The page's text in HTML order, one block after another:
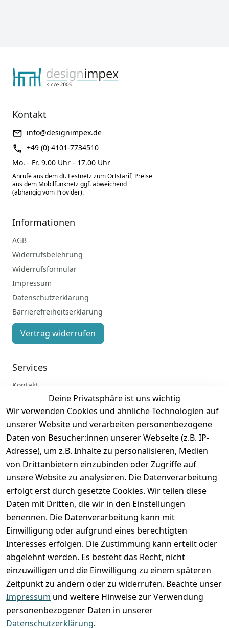
Deine Privatsphäre ist uns wichtig
Wir verwenden Cookies und ähnliche Technologien auf
unserer Website und verarbeiten personenbezogene
Daten von Besucher:innen unserer Webseite (z.B. IP-
Adresse), um z.B. Inhalte zu personalisieren, Medien
von Drittanbietern einzubinden oder Zugriffe auf
unsere Website zu analysieren. Die Datenverarbeitung
erfolgt erst durch gesetzte Cookies. Wir teilen diese
Daten mit Dritten, die wir in den Einstellungen
benennen. Die Datenverarbeitung kann mit
Einwilligung oder aufgrund eines berechtigten
Interesses erfolgen. Die Zustimmung kann erteilt oder
abgelehnt werden. Es besteht das Recht, nicht
einzuwilligen und die Einwilligung zu einem späteren
Zeitpunkt zu ändern oder zu widerrufen. Beachte unser
Impressum und weitere Hinweise zur Verwendung
personenbezogener Daten in unserer
Datenschutzerklärung.
Kontakt
info@designimpex.de
+49 (0) 4101-7734510
Mo. - Fr. 9.00 Uhr - 17.00 Uhr
Anrufe aus dem dt. Festnetz zum Ortstarif, Preise
aus dem Mobilfunknetz ggf. abweichend
(abhängig vom Provider).
Informationen
AGB
Widerrufsbelehrung
Widerrufsformular
Impressum
Datenschutzerklärung
Barrierefreiheitserklärung
Vertrag widerrufen
Services
Kontakt
Registrieren
Zahlung und Versand
VORKASSE RECHNUNG